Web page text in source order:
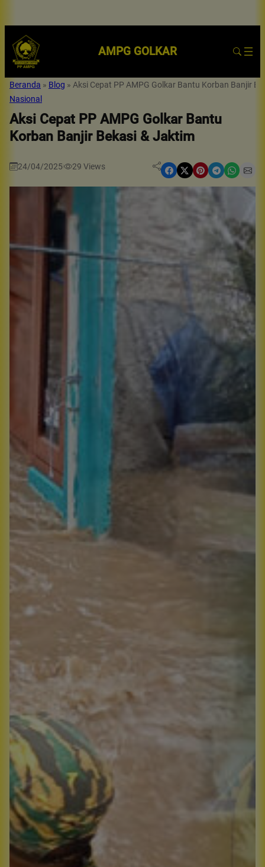
AMPG GOLKAR
Beranda » Blog » Aksi Cepat PP AMPG Golkar Bantu Korban Banjir
Nasional
Aksi Cepat PP AMPG Golkar Bantu
Korban Banjir Bekasi & Jaktim
24/04/2025 29 Views Share on Facebook Share on X Share on Pinterest Share on Telegram Share on WhatsApp Share on Email